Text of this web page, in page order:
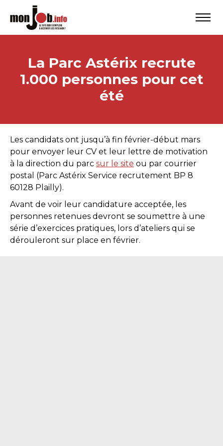
La Parc Astérix recrute
1.000 personnes pour cet
été
Les candidats ont jusqu’à fin février-début mars
pour envoyer leur CV et leur lettre de motivation
à la direction du parc sur le site ou par courrier
postal (Parc Astérix Service recrutement BP 8
60128 Plailly).
Avant de voir leur candidature acceptée, les
personnes retenues devront se soumettre à une
série d’exercices pratiques, lors d’ateliers qui se
dérouleront sur place en février.